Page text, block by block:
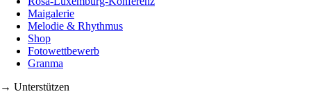
Maigalerie
Melodie & Rhythmus
Shop
Fotowettbewerb
Granma
→ Unterstützen